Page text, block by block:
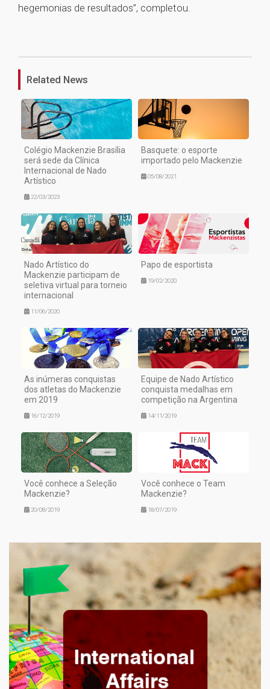
hegemonias de resultados”, completou.
Related News
Colégio Mackenzie Brasília
será sede da Clínica
Internacional de Nado
Artístico
22/03/2023
Basquete: o esporte
importado pelo Mackenzie
05/08/2021
Nado Artístico do
Mackenzie participam de
seletiva virtual para torneio
internacional
11/06/2020
Papo de esportista
19/02/2020
As inúmeras conquistas
dos atletas do Mackenzie
em 2019
16/12/2019
Equipe de Nado Artístico
conquista medalhas em
competição na Argentina
14/11/2019
Você conhece a Seleção
Mackenzie?
20/08/2019
Você conhece o Team
Mackenzie?
18/07/2019